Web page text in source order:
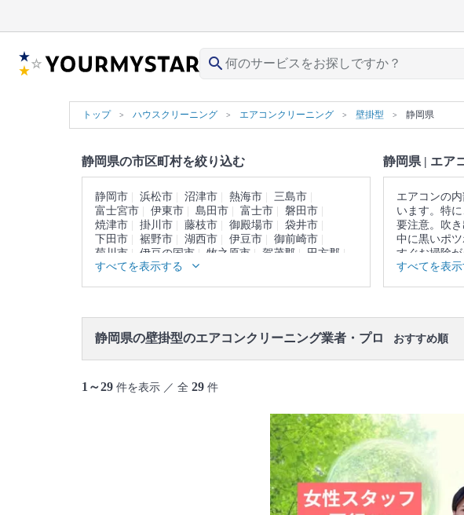
search
トップ ハウスクリーニング エアコンクリーニング 壁掛型 静岡県
静岡県の市区町村を絞り込む
静岡市 浜松市 沼津市 熱海市
三島市
富士宮市
伊東市 島田市 富士市
磐田市
焼津市
掛川市 藤枝市 御殿場市
袋井市
下田市
裾野市 湖西市 伊豆市
御前崎市
菊川市
伊豆の国市 牧之原市 賀茂郡
田方郡
駿東郡
榛原郡 周智郡
すべてを表示する
静岡県 | エア
エアコンの
います。特
要注意。吹
中に黒いポ
すぐお掃除
はフィルタ
洗浄してく
中から、あ
さい。口コ
たプロがき
▼表示価格に
範囲
エアコン内
すべてを表示
静岡県の壁掛型のエアコンクリーニング業者・プロ おすすめ順
1～29 件を表示 ／ 全 29 件